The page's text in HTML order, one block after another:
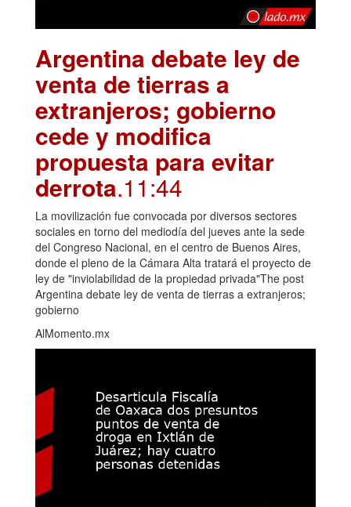
Argentina debate ley de
venta de tierras a
extranjeros; gobierno
cede y modifica
propuesta para evitar
derrota.11:44
La movilización fue convocada por diversos sectores
sociales en torno del mediodía del jueves ante la sede
del Congreso Nacional, en el centro de Buenos Aires,
donde el pleno de la Cámara Alta tratará el proyecto de
ley de "inviolabilidad de la propiedad privada"The post
Argentina debate ley de venta de tierras a extranjeros;
gobierno
AlMomento.mx